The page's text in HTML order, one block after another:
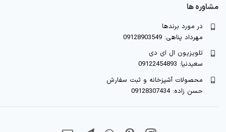
مشاوره ها
در مورد برندها
مهرداد پناهی: 09128903549
تلویزیون ال ای دی
سعیدنیا: 09122454893
محصولات آشپزخانه و ثبت سفارش
حسن زاده: 09128307434